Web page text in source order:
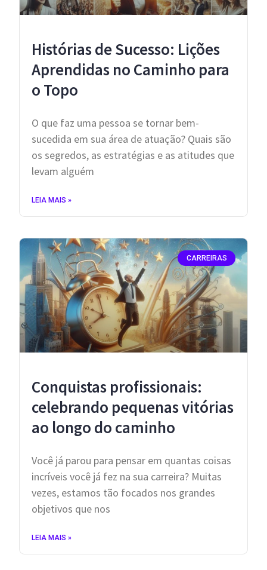
Histórias de Sucesso: Lições
Aprendidas no Caminho para
o Topo
O que faz uma pessoa se tornar bem-
sucedida em sua área de atuação? Quais são
os segredos, as estratégias e as atitudes que
levam alguém
LEIA MAIS »
CARREIRAS
Conquistas profissionais:
celebrando pequenas vitórias
ao longo do caminho
Você já parou para pensar em quantas coisas
incríveis você já fez na sua carreira? Muitas
vezes, estamos tão focados nos grandes
objetivos que nos
LEIA MAIS »